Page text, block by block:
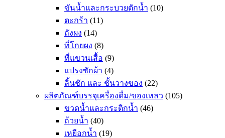
ขันน้ำและกระบวยตักน้ำ (10)
ตะกร้า (11)
ถังผง (14)
ที่โกยผง (8)
ที่แขวนเสื้อ (9)
แปรงซักผ้า (4)
ลิ้นชัก และ ชั้นวางของ (22)
ผลิตภัณฑ์บรรจุเครื่องดื่ม/ของเหลว (105)
ขวดน้ำและกระติกน้ำ (46)
ถ้วยน้ำ (40)
เหยือกน้ำ (19)